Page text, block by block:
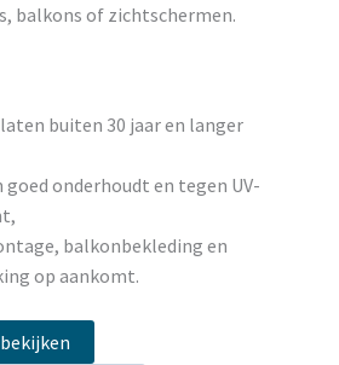
balkons of zichtschermen.
buiten 30 jaar en langer
goed onderhoudt en tegen UV-
balkonbekleding en
op aankomt.